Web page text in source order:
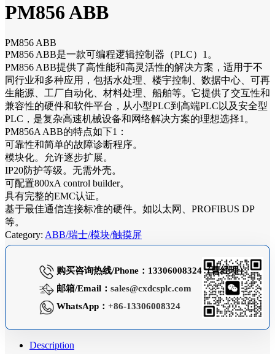
PM856 ABB
PM856 ABB
PM856 ABB是一款可编程逻辑控制器（PLC）1。
PM856 ABB提供了高性能和高灵活性的解决方案，适用于不
同行业和多种应用，包括水处理、楼宇控制、数据中心、可再
生能源、工厂自动化、材料处理、船舶等。它提供了交互性和
兼容性的硬件和软件平台，从小型PLC到高端PLC以及安全型
PLC，是复杂高速机械设备和网络解决方案的理想选择1。
PM856A ABB的特点如下1：
可靠性和简单的故障诊断程序。
模块化。允许逐步扩展。
IP20防护等级。无需外壳。
可配置800xA control builder。
具有完整的EMC认证。
基于最佳通信连接标准的硬件。如以太网、PROFIBUS DP
等。
Category: ABB/瑞士/模块/触摸屏
购买咨询热线/Phone：13306008324（曹经理）
邮箱/Email： sales@cxdcsplc.com
WhatsApp： +86-13306008324
Description